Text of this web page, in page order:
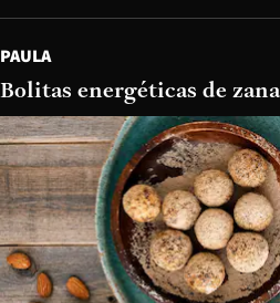
PAULA
Bolitas energéticas de